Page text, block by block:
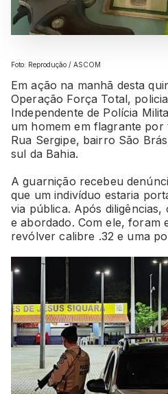
Foto: Reprodução / ASCOM
Em ação na manhã desta
Operação Força Total,
Independente de Polícia
um homem em flagrante
Rua Sergipe, bairro São
sul da Bahia.
A guarnição recebeu
que um indivíduo estaria
via pública. Após
e abordado. Com ele, foram
revólver calibre .32 e uma